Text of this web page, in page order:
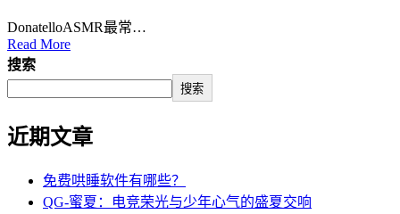
DonatelloASMR最常…
Read More
搜索
搜索
近期文章
免费哄睡软件有哪些？
QG-蜜夏：电竞荣光与少年心气的盛夏交响